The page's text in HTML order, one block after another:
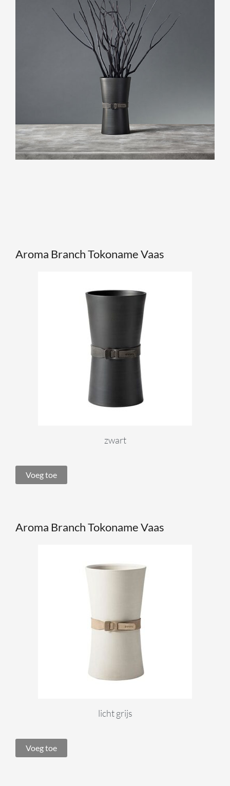
Aroma Branch Tokoname Vaas
zwart
Voeg toe
Aroma Branch Tokoname Vaas
licht grijs
Voeg toe